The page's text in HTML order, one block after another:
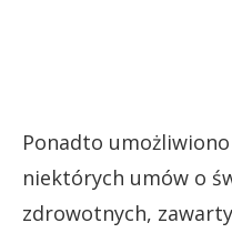
Ponadto
niektórych umów o
zdrowotnych,